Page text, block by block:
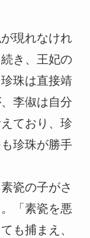
現れなけれ
き、王妃の
珠は直接靖
李俶は自分
ており、珍
珍珠が勝手
瓷の子がさ
「素瓷を悪
も捕まえ、